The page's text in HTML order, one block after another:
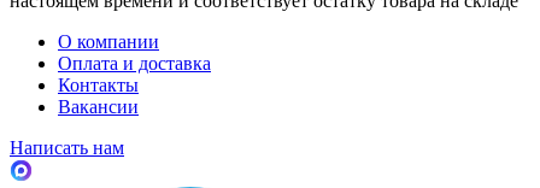
О компании
Оплата и доставка
Контакты
Вакансии
Написать нам